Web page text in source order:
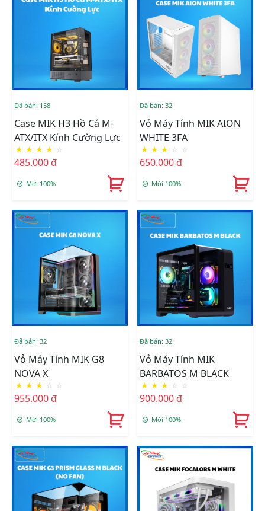
Đã bán: 158
Case MIK H3 Hồ Cá M-
ATX/ITX Kính Cường Lực
★ ★ ★ ★ ☆
485.000 đ
Mới 100%
Đã bán: 32
Vỏ Máy Tính MIK AION
WHITE 3FA
★ ★ ★ ☆ ☆
650.000 đ
Mới 100%
Đã bán: 32
Vỏ Máy Tính MIK G8
NOVA X
★ ★ ★ ☆ ☆
955.000 đ
Mới 100%
Đã bán: 32
Vỏ Máy Tính MIK
BARBATOS M BLACK
★ ★ ★ ☆ ☆
900.000 đ
Mới 100%